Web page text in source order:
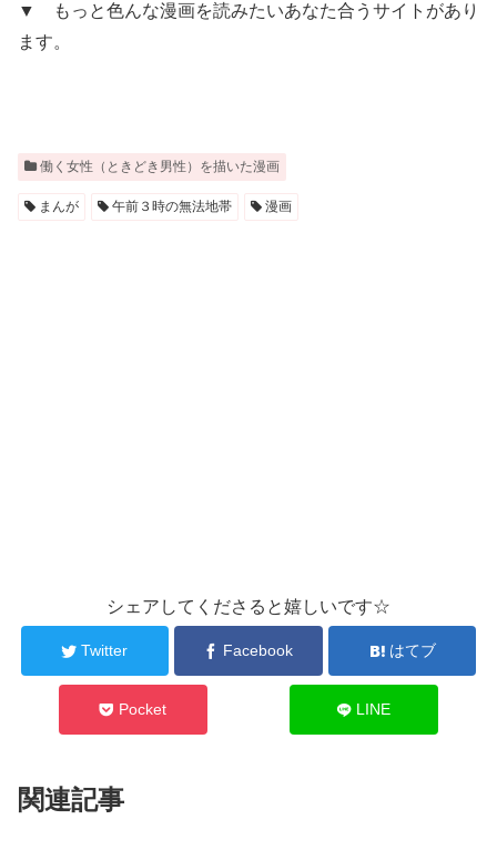
▼ もっと色んな漫画を読みたいあなた合うサイトがあり
ます。
働く女性（ときどき男性）を描いた漫画
まんが 午前３時の無法地帯 漫画
シェアしてくださると嬉しいです☆
Twitter Facebook はてブ
Pocket LINE
関連記事